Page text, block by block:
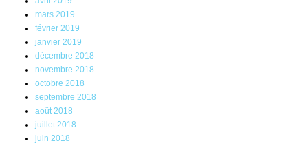
mars 2019
février 2019
janvier 2019
décembre 2018
novembre 2018
octobre 2018
septembre 2018
août 2018
juillet 2018
juin 2018